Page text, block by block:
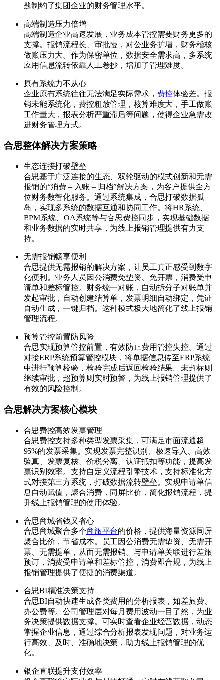
题制约了集团企业的财务管理水平。
高端制造压力倍增
高端制造企业高速发展，业务成本管控需要财务更多的
支撑。报销流程长、审批慢，对公业务扩增，财务稽核
做账压力大。作为保密单位，数据安全需求高，多系统
应用信息流转依靠人工卷抄，增加了管理难度。
原有系统力不从心
企业原有系统往往无法满足实际需求， 费控体验差。报
销未能系统化，费控粗放管理，核算难度大，手工做账
工作量大，报表分析严重滞后等问题，使得企业急需改
进财务管理方式。
合思整体解决方案策略
生态连接打破壁垒
合思基于广泛连接的生态、双轮驱动的模式创新和无需
报销的“消费 – 入账 – 归档”解决方案，为客户提供全方
位财务数智化服务。通过系统集成，合思打破数据孤
岛，实现多系统的数据互通和协同工作。将HR系统、
BPM系统、OA系统等与合思费控同步，实现基础数据
和业务数据的实时共享，为线上报销管理提供有力支
持。
无需报销畅享便利
合思提供无需报销的解决方案，让员工真正感受到数字
化便利。业务人员因公消费免垫资、免开票，消费受申
请单和差标管控。财务统一对账，自动拆分子对账单并
发起审批，自动创建结算单，发票明细自动绑定，凭证
自动生成，一键归档。这种模式极大地简化了线上报销
管理流程。
预算管控前置防风险
合思实现预算管控前置，有效防止费用管控失控。通过
对接ERP系统预算管控模块，将单据信息传至ERP系统
中进行预算校验，检验完成后返回检验结果。未超标则
继续审批，超预算则实时预警，为线上报销管理提供了
有效的风险控制。
合思解决方案核心模块
合思费控高效发票管理
合思费控支持多种类型发票采集，可满足市面流通超
95%的发票采集。实现发票完整识别、极速导入、高效
验真、发票复核、价税分离、认证抵扣等功能，提高发
票识别效率。支持自定义流程引擎技术，支持标准化方
式对接第三方系统，打破数据流转壁垒。实现申请单信
息自动赋值，聚合消费，同屏比价，简化报销流程，提
升线上报销管理的使用体验。
合思商城省钱又省心
合思商城聚合多个商旅平台的价格，提供海量资源同屏
聚合比价，节省成本。员工因公消费无需垫资、无需开
票、无需提单，从而无需报销。与申请单关联进行差旅
预订，消费受申请单和差标管控，消费即合规，为线上
报销管理提供了便捷的消费渠道。
合思BI精准决策支持
合思BI自动快速生成各类费用的分析报表，如差旅费、
办公费等。公司管理层对每月费用波动一目了然，为业
务决策提供数据支撑。可实时查看企业经营数据，动态
掌握企业信息，通过综合分析报表发现问题，对业务运
行高效、及时、准确地决策，助力线上报销管理的优
化。
银企直联提升支付效率